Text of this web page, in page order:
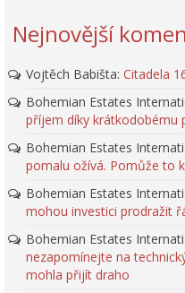
Nejnovější
Vojtěch Babišta: Citadela
Bohemian Estates
příjem díky krátkodobému
Bohemian Estates
pomalu ožívá. Pomůže to
Bohemian Estates
mohou investici prodražit
Bohemian Estates
nezapomínejte na
mohla přijít draho